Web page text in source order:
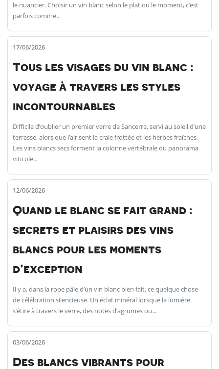
le nuancier. Choisir un vin blanc selon le plat ou le moment, c’est
parfois comme...
17/06/2026
Tous les visages du vin blanc :
voyage à travers les styles
incontournables
Difficile d’oublier un premier verre de Sancerre, servi au soleil d’une
terrasse, alors que l’air sent la craie frottée et les herbes fraîches.
Les vins blancs secs forment la colonne vertébrale du panorama
viticole...
12/06/2026
Quand le blanc se fait grand :
secrets et plaisirs des vins
blancs pour les moments
d’exception
Il y a, dans la robe pâle d’un vin blanc bien fait, ce quelque chose
de célébration silencieuse. Un éclat minéral lorsque la lumière
s’étire à travers le verre, des notes d’agrumes ou...
03/06/2026
Des blancs vibrants pour